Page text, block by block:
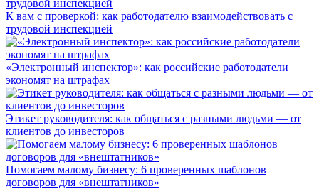
К вам с проверкой: как работодателю взаимодействовать с
трудовой инспекцией
«Электронный инспектор»: как российские работодатели
экономят на штрафах
Этикет руководителя: как общаться с разными людьми — от
клиентов до инвесторов
Помогаем малому бизнесу: 6 проверенных шаблонов
договоров для «внештатников»